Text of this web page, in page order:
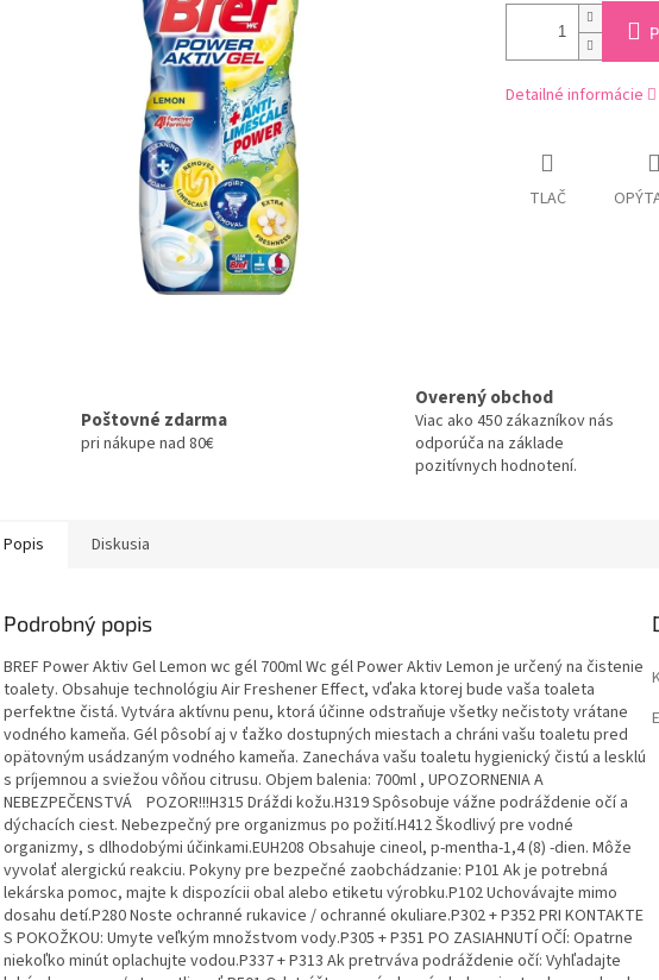
Detailné informácie
TLAČ
Poštovné zdarma
pri nákupe nad 80€
Overený obchod
Viac ako 450 zákazníkov nás
odporúča na základe
pozitívnych hodnotení.
Popis Diskusia
Podrobný popis
BREF Power Aktiv Gel Lemon wc gél 700ml Wc gél Power Aktiv Lemon je určený na čistenie
toalety. Obsahuje technológiu Air Freshener Effect, vďaka ktorej bude vaša toaleta
perfektne čistá. Vytvára aktívnu penu, ktorá účinne odstraňuje všetky nečistoty vrátane
vodného kameňa. Gél pôsobí aj v ťažko dostupných miestach a chráni vašu toaletu pred
opätovným usádzaným vodného kameňa. Zanecháva vašu toaletu hygienický čistú a lesklú
s príjemnou a sviežou vôňou citrusu. Objem balenia: 700ml , UPOZORNENIA A
NEBEZPEČENSTVÁ POZOR!!!H315 Dráždi kožu.H319 Spôsobuje vážne podráždenie očí a
dýchacích ciest. Nebezpečný pre organizmus po požití.H412 Škodlivý pre vodné
organizmy, s dlhodobými účinkami.EUH208 Obsahuje cineol, p-mentha-1,4 (8) -dien. Môže
vyvolať alergickú reakciu. Pokyny pre bezpečné zaobchádzanie: P101 Ak je potrebná
lekárska pomoc, majte k dispozícii obal alebo etiketu výrobku.P102 Uchovávajte mimo
dosahu detí.P280 Noste ochranné rukavice / ochranné okuliare.P302 + P352 PRI KONTAKTE
S POKOŽKOU: Umyte veľkým množstvom vody.P305 + P351 PO ZASIAHNUTÍ OČÍ: Opatrne
niekoľko minút oplachujte vodou.P337 + P313 Ak pretrváva podráždenie očí: Vyhľadajte